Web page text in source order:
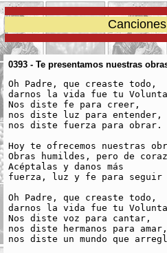
0393 - Te presentamos nuestras
Oh Padre, que creaste todo,
darnos la vida fue tu
Nos diste fe para creer,
nos diste luz para entender,
nos diste fuerza para obrar.
Hoy te ofrecemos nuestras
Obras humildes, pero de
Acéptalas y danos más
fuerza, luz y fe para seguir
Oh Padre, que creaste todo,
darnos la vida fue tu
Nos diste voz para cantar,
nos diste hermanos para
nos diste un mundo que